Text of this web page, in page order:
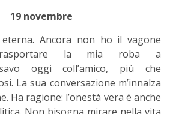
19 novembre
Ancora non ho il vagone
la mia roba a
oggi coll’amico, più che
La sua conversazione m’innalza
Ha ragione: l’onestà vera è anche